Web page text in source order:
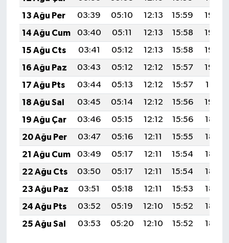
13 Ağu Per
03:39 05:10 12:13 15:59
19:06
14 Ağu Cum
03:40 05:11 12:13 15:58
19:05
15 Ağu Cts
03:41 05:12 12:13 15:58
19:04
16 Ağu Paz
03:43 05:12 12:12 15:57
19:02
17 Ağu Pts
03:44 05:13 12:12 15:57
19:01
18 Ağu Sal
03:45 05:14 12:12 15:56
19:00
19 Ağu Çar
03:46 05:15 12:12 15:56
18:58
20 Ağu Per
03:47 05:16 12:11 15:55
18:57
21 Ağu Cum
03:49 05:17 12:11 15:54
18:56
22 Ağu Cts
03:50 05:17 12:11 15:54
18:54
23 Ağu Paz
03:51 05:18 12:11 15:53
18:53
24 Ağu Pts
03:52 05:19 12:10 15:52
18:52
25 Ağu Sal
03:53 05:20 12:10 15:52 18:50